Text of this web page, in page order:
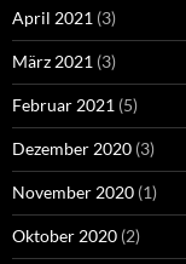
April 2021 (3)
März 2021 (3)
Februar 2021 (5)
Dezember 2020 (3)
November 2020 (1)
Oktober 2020 (2)